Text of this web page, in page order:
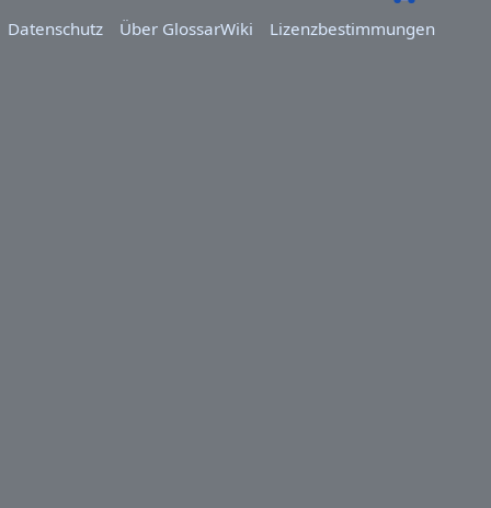
Datenschutz
Über GlossarWiki Lizenzbestimmungen